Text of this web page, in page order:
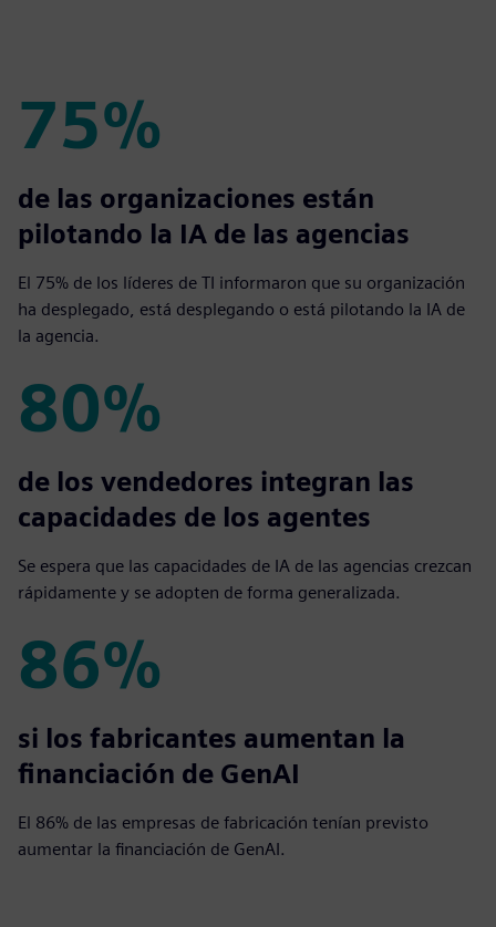
75%
75%
de las organizaciones están
pilotando la IA de las agencias
El 75% de los líderes de TI informaron que su organización
ha desplegado, está desplegando o está pilotando la IA de
la agencia.
80%
80%
de los vendedores integran las
capacidades de los agentes
Se espera que las capacidades de IA de las agencias crezcan
rápidamente y se adopten de forma generalizada.
86%
86%
si los fabricantes aumentan la
financiación de GenAI
El 86% de las empresas de fabricación tenían previsto
aumentar la financiación de GenAI.